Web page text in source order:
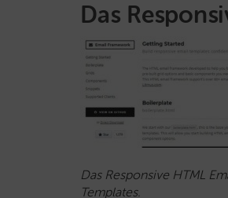
Das
Das Responsive HTML
Templates.